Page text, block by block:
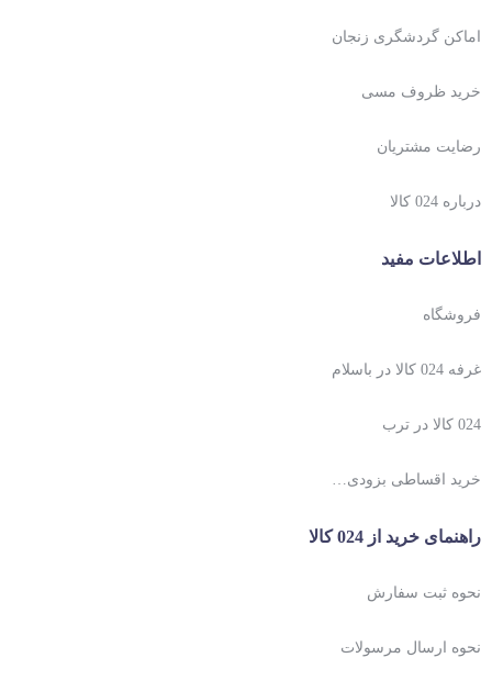
اماکن گردشگری زنجان
خرید ظروف مسی
رضایت مشتریان
درباره 024 کالا
اطلاعات مفید
فروشگاه
غرفه 024 کالا در باسلام
024 کالا در ترب
خرید اقساطی بزودی…
راهنمای خرید از 024 کالا
نحوه ثبت سفارش
نحوه ارسال مرسولات